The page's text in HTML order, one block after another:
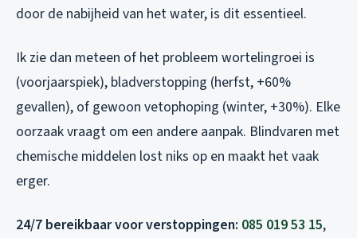
door de nabijheid van het water, is dit essentieel.
Ik zie dan meteen of het probleem wortelingroei is
(voorjaarspiek), bladverstopping (herfst, +60%
gevallen), of gewoon vetophoping (winter, +30%). Elke
oorzaak vraagt om een andere aanpak. Blindvaren met
chemische middelen lost niks op en maakt het vaak
erger.
24/7 bereikbaar voor verstoppingen: 085 019 53 15,